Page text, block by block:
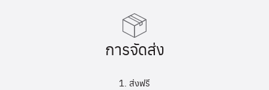
การจัดส่ง
1. ส่งฟรี